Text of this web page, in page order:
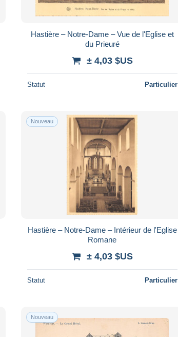
Hastière – Notre-Dame – Vue de l'Eglise et
du Prieuré
± 4,03 $US
Statut Particulier
Nouveau
Hastière – Notre-Dame – Intérieur de l'Eglise
Romane
± 4,03 $US
Statut Particulier
Nouveau